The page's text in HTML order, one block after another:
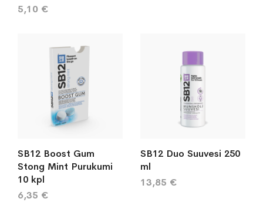
5,10 €
SB12 Boost Gum
Stong Mint Purukumi
10 kpl
6,35 €
SB12 Duo Suuvesi 250
ml
13,85 €